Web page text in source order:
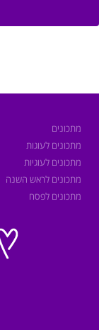
מתכונים
מתכונים לעוגות
מתכונים לעוגיות
מתכונים לראש השנה
מתכונים לפסח